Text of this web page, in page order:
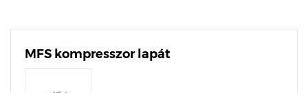
MFS kompresszor lapát